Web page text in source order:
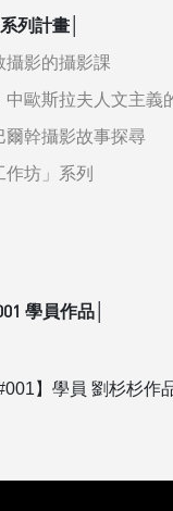
列計畫│
攝影的攝影課
歐斯拉夫人文主義
幹攝影故事探尋
作坊」系列
學員作品│
】學員 劉杉杉作